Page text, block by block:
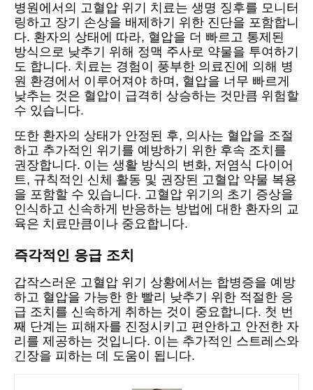
병원에서의 고혈압 위기 치료는 생명 징후를 모니터
링하고 장기 손상을 배제하기 위한 진단을 포함합니
다. 환자의 상태에 따라, 혈압을 더 빠르고 통제된
방식으로 낮추기 위해 정맥 주사로 약물을 투여하기
도 합니다. 치료는 경험이 풍부한 의료진에 의해 병
원 환경에서 이루어져야 하며, 혈압을 너무 빠르게
낮추는 것은 혈압이 급격히 상승하는 것만큼 위험할
수 있습니다.
또한 환자의 상태가 안정된 후, 의사는 혈압을 조절
하고 추가적인 위기를 예방하기 위한 후속 조치를
권장합니다. 이는 생활 방식의 변화, 저염식 다이어
트, 규칙적인 신체 활동 및 권장된 고혈압 약물 복용
을 포함할 수 있습니다. 고혈압 위기의 초기 증상을
인식하고 신속하게 반응하는 방법에 대한 환자의 교
육은 치료만큼이나 중요합니다.
즉각적인 응급 조치
갑작스러운 고혈압 위기 상황에서는 합병증을 예방
하고 혈압을 가능한 한 빨리 낮추기 위한 적절한 응
급 조치를 신속하게 취하는 것이 중요합니다. 첫 번
째 단계는 피해자를 진정시키고 편안하고 안전한 자
리를 제공하는 것입니다. 이는 추가적인 스트레스와
긴장을 피하는 데 도움이 됩니다.